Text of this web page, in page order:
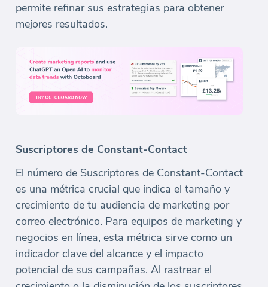
permite refinar sus estrategias para obtener
mejores resultados.
Suscriptores de Constant-Contact
El número de Suscriptores de Constant-Contact
es una métrica crucial que indica el tamaño y
crecimiento de tu audiencia de marketing por
correo electrónico. Para equipos de marketing y
negocios en línea, esta métrica sirve como un
indicador clave del alcance y el impacto
potencial de sus campañas. Al rastrear el